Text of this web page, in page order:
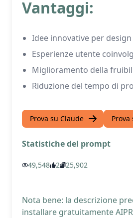
Vantaggi:
Idee innovative per
Esperienze utente
Miglioramento della
Riduzione del tempo di
Prova su Claude Prova
Statistiche del prompt
49,548 2 25,902
Nota bene: la descrizione
installare gratuitamente